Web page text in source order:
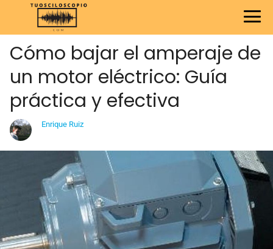
Cómo bajar el amperaje de
un motor eléctrico: Guía
práctica y efectiva
Enrique Ruiz